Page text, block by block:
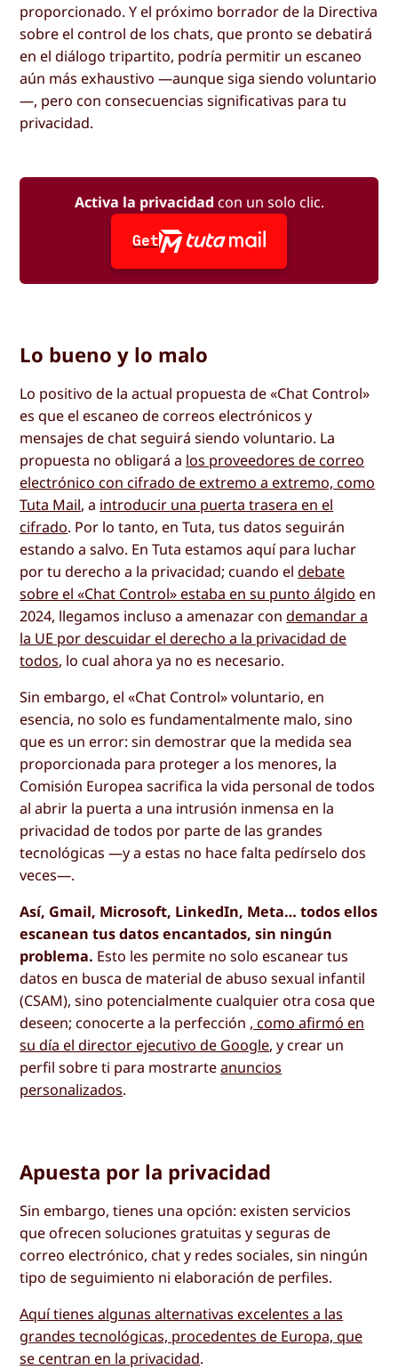
proporcionado. Y el próximo borrador de la Directiva
sobre el control de los chats, que pronto se debatirá
en el diálogo tripartito, podría permitir un escaneo
aún más exhaustivo —aunque siga siendo voluntario
—, pero con consecuencias significativas para tu
privacidad.
Activa la privacidad con un solo clic.
Get
Lo bueno y lo malo
Lo positivo de la actual propuesta de «Chat Control»
es que el escaneo de correos electrónicos y
mensajes de chat seguirá siendo voluntario. La
propuesta no obligará a los proveedores de correo
electrónico con cifrado de extremo a extremo, como
Tuta Mail, a introducir una puerta trasera en el
cifrado. Por lo tanto, en Tuta, tus datos seguirán
estando a salvo. En Tuta estamos aquí para luchar
por tu derecho a la privacidad; cuando eldebate
sobre el «Chat Control» estaba en su punto álgido en
2024, llegamos incluso a amenazar condemandar a
la UE por descuidar el derecho a la privacidad de
todos, lo cual ahora ya no es necesario.
Sin embargo, el «Chat Control» voluntario, en
esencia, no solo es fundamentalmente malo, sino
que es un error: sin demostrar que la medida sea
proporcionada para proteger a los menores, la
Comisión Europea sacrifica la vida personal de todos
al abrir la puerta a una intrusión inmensa en la
privacidad de todos por parte de las grandes
tecnológicas —y a estas no hace falta pedírselo dos
veces—.
Así, Gmail, Microsoft, LinkedIn, Meta… todos ellos
escanean tus datos encantados, sin ningún
problema. Esto les permite no solo escanear tus
datos en busca de material de abuso sexual infantil
(CSAM), sino potencialmente cualquier otra cosa que
deseen; conocerte a la perfección , como afirmó en
su día el director ejecutivo de Google, y crear un
perfil sobre ti para mostrarteanuncios
personalizados.
Apuesta por la privacidad
Sin embargo, tienes una opción: existen servicios
que ofrecen soluciones gratuitas y seguras de
correo electrónico, chat y redes sociales, sin ningún
tipo de seguimiento ni elaboración de perfiles.
Aquí tienes algunas alternativas excelentes a las
grandes tecnológicas, procedentes de Europa, que
se centran en la privacidad.